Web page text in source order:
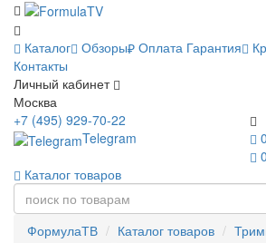
Каталог Обзоры Оплата Гарантия
Контакты
Личный кабинет
Москва
0
0
+7 (495) 929-70-22
Telegram
Каталог товаров
ФормулаТВ Каталог товаров